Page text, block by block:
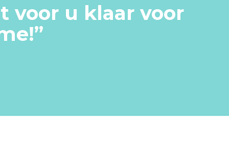
voor u klaar voor
”